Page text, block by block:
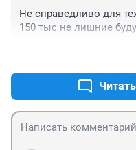
Не справедливо для
150 тыс не лишние